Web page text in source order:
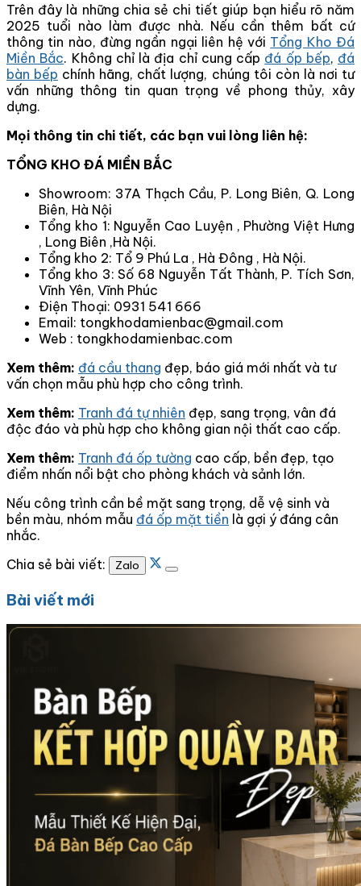
Trên đây là những chia sẻ chi tiết giúp bạn hiểu rõ năm
2025 tuổi nào làm được nhà. Nếu cần thêm bất cứ
thông tin nào, đừng ngần ngại liên hệ với Tổng Kho Đá
Miền Bắc. Không chỉ là địa chỉ cung cấp đá ốp bếp, đá
bàn bếp chính hãng, chất lượng, chúng tôi còn là nơi tư
vấn những thông tin quan trọng về phong thủy, xây
dựng.
Mọi thông tin chi tiết, các bạn vui lòng liên hệ:
TỔNG KHO ĐÁ MIỀN BẮC
Showroom: 37A Thạch Cầu, P. Long Biên, Q. Long
Biên, Hà Nội
Tổng kho 1: Nguyễn Cao Luyện , Phường Việt Hưng
, Long Biên ,Hà Nội.
Tổng kho 2: Tổ 9 Phú La , Hà Đông , Hà Nội.
Tổng kho 3: Số 68 Nguyễn Tất Thành, P. Tích Sơn,
Vĩnh Yên, Vĩnh Phúc
Điện Thoại: 0931 541 666
Email: tongkhodamienbac@gmail.com
Web : tongkhodamienbac.com
Xem thêm: đá cầu thang đẹp, báo giá mới nhất và tư
vấn chọn mẫu phù hợp cho công trình.
Xem thêm: Tranh đá tự nhiên đẹp, sang trọng, vân đá
độc đáo và phù hợp cho không gian nội thất cao cấp.
Xem thêm: Tranh đá ốp tường cao cấp, bền đẹp, tạo
điểm nhấn nổi bật cho phòng khách và sảnh lớn.
Nếu công trình cần bề mặt sang trọng, dễ vệ sinh và
bền màu, nhóm mẫu đá ốp mặt tiền là gợi ý đáng cân
nhắc.
Chia sẻ bài viết:
Zalo
Bài viết mới